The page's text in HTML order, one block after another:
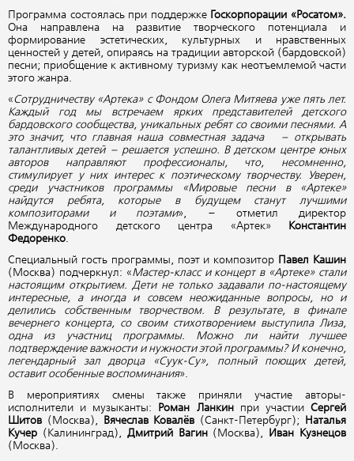
Программа состоялась при поддержке Госкорпорации «Росатом».
Она направлена на развитие творческого потенциала и
формирование эстетических, культурных и нравственных
ценностей у детей, опираясь на традиции авторской (бардовской)
песни; приобщение к активному туризму как неотъемлемой части
этого жанра.
«Сотрудничеству «Артека» с Фондом Олега Митяева уже пять лет.
Каждый год мы встречаем ярких представителей детского
бардовского сообщества, уникальных ребят со своими песнями. А
это значит, что главная наша совместная задача – открывать
талантливых детей – решается успешно. В детском центре юных
авторов направляют профессионалы, что, несомненно,
стимулирует у них интерес к поэтическому творчеству. Уверен,
среди участников программы «Мировые песни в «Артеке»
найдутся ребята, которые в будущем станут лучшими
композиторами и поэтами», – отметил директор
Международного детского центра «Артек»
Константин
Федоренко.
Специальный гость программы, поэт и композитор
Павел Кашин
(Москва) подчеркнул: «Мастер-класс и концерт в «Артеке» стали
настоящим открытием. Дети не только задавали по-настоящему
интересные, а иногда и совсем неожиданные вопросы, но и
делились собственным творчеством. В результате, в финале
вечернего концерта, со своим стихотворением выступила Лиза,
одна из участниц программы. Можно ли найти лучшее
подтверждение важности и нужности этой программы? И конечно,
легендарный зал дворца «Суук-Су», полный поющих детей,
оставит особенные воспоминания».
В мероприятиях смены также приняли участие авторы-
исполнители и музыканты:
Роман Ланкинпри участииСергей
Шитов (Москва), Вячеслав Ковалёв (Санкт-Петербург);
Наталья
Кучер (Калининград), Дмитрий Вагин (Москва), Иван Кузнецов
(Москва).